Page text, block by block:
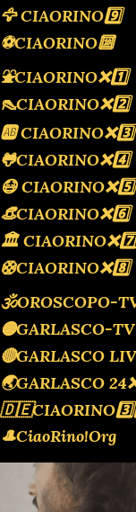
🦅 CIAORINO9️⃣
⚽️CIAORINO🔟
⛲️CIAORINO❌️1️⃣
👠CIAORINO❌️2️⃣
🆎 CIAORINO❌️3️⃣
🐸CIAORINO❌️4️⃣
😷 CIAORINO❌️5️⃣
👒CIAORINO❌️6️⃣
🏛 CIAORINO❌️7️⃣
🛟CIAORINO❌️8️⃣
🕉OROSCOPO-
🟡GARLASCO-
🔴GARLASCO
🌏GARLASCO
🎩CiaoRino!Org